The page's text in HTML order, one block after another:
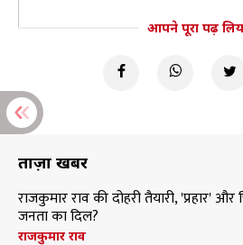
आपने पूरा पढ़
ताज़ा खबरें
राजकुमार राव की दोहरी तैयारी, 'प्रहार'
जनता का दिल?
राजकुमार राव